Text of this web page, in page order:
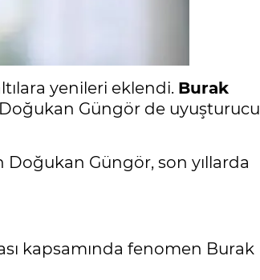
yenileri eklendi. Burak
Doğukan Güngör de uyuşturucu
Güngör, son yıllarda
kapsamında fenomen Burak